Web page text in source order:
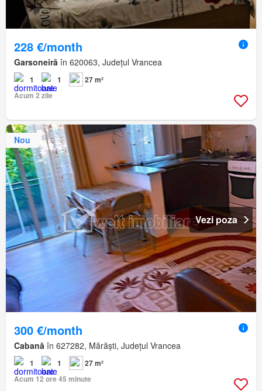
228 €/month
Garsoneiră în 620063, Județul Vrancea
1 1
27 m²
Acum 2 zile
Nou
Vezi poza
300 €/month
Cabană în 627282, Mărăști, Județul Vrancea
1 1
27 m²
Acum 12 ore 45 minute